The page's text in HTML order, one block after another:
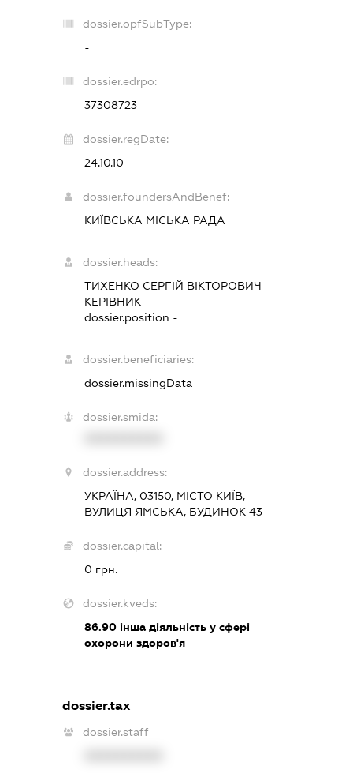
dossier.opfSubType:
-
dossier.edrpo:
37308723
dossier.regDate:
24.10.10
dossier.foundersAndBenef:
КИЇВСЬКА МІСЬКА РАДА
dossier.heads:
ТИХЕНКО СЕРГІЙ ВІКТОРОВИЧ -
КЕРІВНИК
dossier.position -
dossier.beneficiaries:
dossier.missingData
dossier.smida:
dossier.address:
УКРАЇНА, 03150, МІСТО КИЇВ,
ВУЛИЦЯ ЯМСЬКА, БУДИНОК 43
dossier.capital:
0 грн.
dossier.kveds:
86.90 інша діяльність у сфері
охорони здоров'я
dossier.tax
dossier.staff